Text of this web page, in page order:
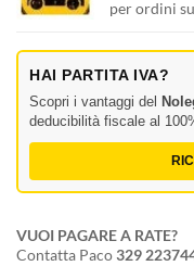
per ordini
HAI PARTITA IVA?
Scopri i vantaggi del
deducibilità fiscale al
VUOI PAGARE A RATE?
Contatta Paco329